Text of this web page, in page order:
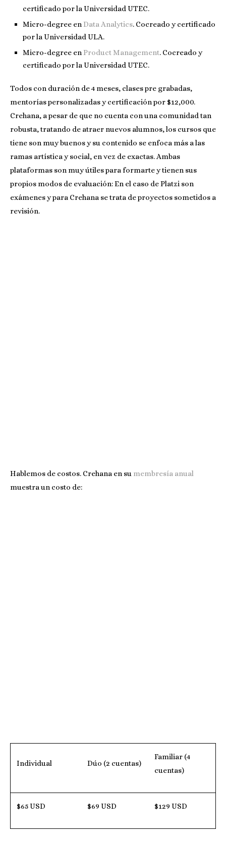
certificado por la Universidad UTEC.
Micro-degree en Data Analytics. Cocreado y certificado
por la Universidad ULA.
Micro-degree en Product Management. Cocreado y
certificado por la Universidad UTEC.
Todos con duración de 4 meses, clases pre grabadas,
mentorías personalizadas y certificación por $12,000.
Crehana, a pesar de que no cuenta con una comunidad tan
robusta, tratando de atraer nuevos alumnos, los cursos que
tiene son muy buenos y su contenido se enfoca más a las
ramas artística y social, en vez de exactas. Ambas
plataformas son muy útiles para formarte y tienen sus
propios modos de evaluación: En el caso de Platzi son
exámenes y para Crehana se trata de proyectos sometidos a
revisión.
Hablemos de costos. Crehana en su membresía anual
muestra un costo de:
Individual Dúo (2 cuentas)
Familiar (4
cuentas)
$65 USD $69 USD $129 USD